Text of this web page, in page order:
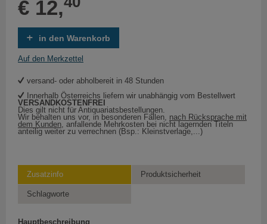
€ 12,
in den Warenkorb
Auf den Merkzettel
versand- oder abholbereit in 48 Stunden
Innerhalb Österreichs liefern wir unabhängig vom Bestellwert
VERSANDKOSTENFREI
Dies gilt nicht für Antiquariatsbestellungen.
Wir behalten uns vor, in besonderen Fällen, nach Rücksprache mit
dem Kunden, anfallende Mehrkosten bei nicht lagernden Titeln
anteilig weiter zu verrechnen (Bsp.: Kleinstverlage,...)
Zusatzinfo Produktsicherheit
Schlagworte
Hauptbeschreibung